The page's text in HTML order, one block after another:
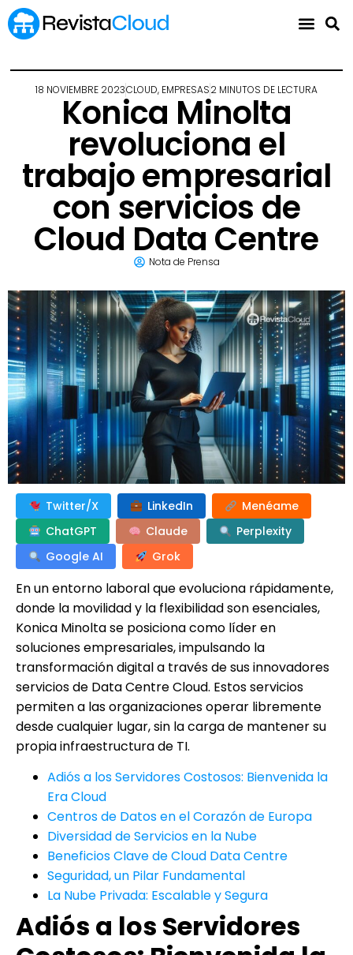
18 NOVIEMBRE 2023CLOUD, EMPRESAS2 MINUTOS DE LECTURA
Konica Minolta
revoluciona el
trabajo empresarial
con servicios de
Cloud Data Centre
Nota de Prensa
Twitter/X LinkedIn
Menéame
ChatGPT
Claude
Perplexity
Google AI
Grok
En un entorno laboral que evoluciona rápidamente,
donde la movilidad y la flexibilidad son esenciales,
Konica Minolta se posiciona como líder en
soluciones empresariales, impulsando la
transformación digital a través de sus innovadores
servicios de Data Centre Cloud. Estos servicios
permiten a las organizaciones operar libremente
desde cualquier lugar, sin la carga de mantener su
propia infraestructura de TI.
Adiós a los Servidores Costosos: Bienvenida la
Era Cloud
Centros de Datos en el Corazón de Europa
Diversidad de Servicios en la Nube
Beneficios Clave de Cloud Data Centre
Seguridad, un Pilar Fundamental
La Nube Privada: Escalable y Segura
Adiós a los Servidores